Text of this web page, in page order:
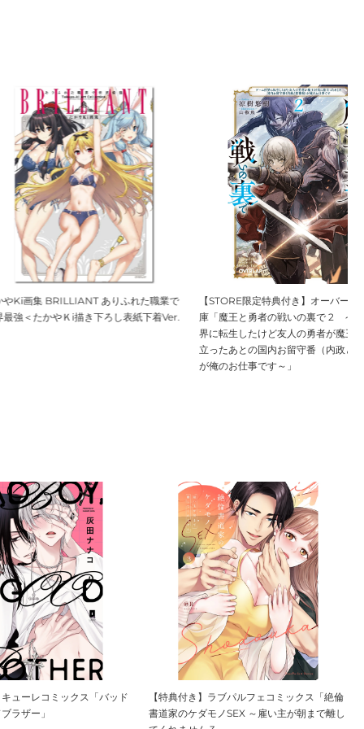
ありふれた職業で
Ｋi描き下ろし表紙下着Ver.
【STORE限定特典付き】オーバーラップ文
庫「魔王と勇者の戦いの裏で 2 ～ゲーム世
界に転生したけど友人の勇者が魔王討伐に旅
立ったあとの国内お留守番（内政と防衛戦）
が俺のお仕事です～」
キューレコミックス「バッド
ラザー」
【特典付き】ラブパルフェコミックス「絶倫
書道家のケダモノSEX ～雇い主が朝まで離し